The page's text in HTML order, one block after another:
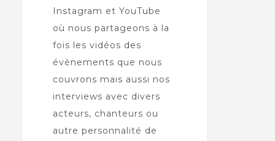
Instagram et YouTube
où nous partageons à la
fois les vidéos des
évènements que nous
couvrons mais aussi nos
interviews avec divers
acteurs, chanteurs ou
autre personnalité de